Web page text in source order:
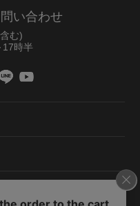
い合わせ
む)
17時半